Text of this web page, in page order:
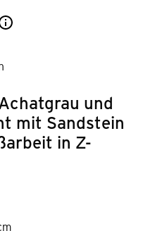
und
mit Sandstein
in Z-